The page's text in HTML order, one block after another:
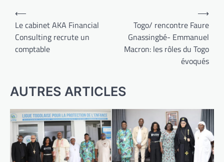
Navigation
de
l’article
⟵
Le cabinet AKA Financial
Consulting recrute un
comptable
Togo/ rencontre Faure
Gnassingbé- Emmanuel
Macron: les rôles du Togo
évoqués
⟶
AUTRES ARTICLES